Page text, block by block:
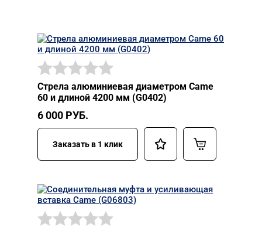
Стрела алюминиевая диаметром Came
60 и длиной 4200 мм (G0402)
6 000 РУБ.
Заказать в 1 клик